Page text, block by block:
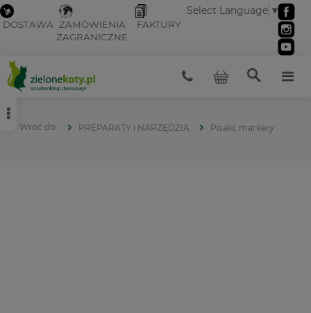
DOSTAWA ZAMÓWIENIA
ZAGRANICZNE
FAKTURY
Select Language ▼
PREPARATY i NARZĘDZIA Pisaki, markery